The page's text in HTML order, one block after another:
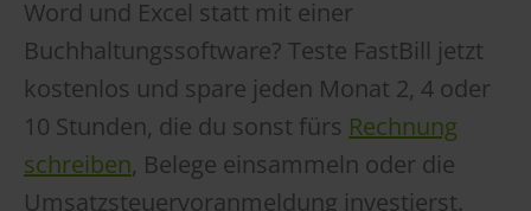
Word und Excel statt mit einer
Buchhaltungssoftware? Teste FastBill jetzt
kostenlos und spare jeden Monat 2, 4 oder
10 Stunden, die du sonst fürs Rechnung
schreiben, Belege einsammeln oder die
Umsatzsteuervoranmeldung investierst.